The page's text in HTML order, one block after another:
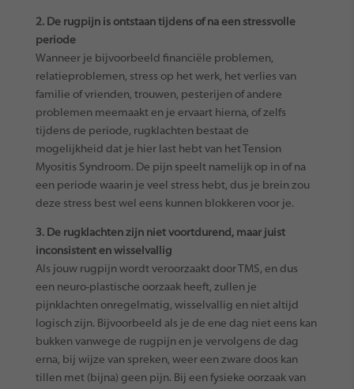
2. De rugpijn is ontstaan tijdens of na een stressvolle
periode
Wanneer je bijvoorbeeld financiële problemen,
relatieproblemen, stress op het werk, het verlies van
familie of vrienden, trouwen, pesterijen of andere
problemen meemaakt en je ervaart hierna, of zelfs
tijdens de periode, rugklachten bestaat de
mogelijkheid dat je hier last hebt van het Tension
Myositis Syndroom. De pijn speelt namelijk op in of na
een periode waarin je veel stress hebt, dus je brein zou
deze stress best wel eens kunnen blokkeren voor je.
3. De rugklachten zijn niet voortdurend, maar juist
inconsistent en wisselvallig
Als jouw rugpijn wordt veroorzaakt door TMS, en dus
een neuro-plastische oorzaak heeft, zullen je
pijnklachten onregelmatig, wisselvallig en niet altijd
logisch zijn. Bijvoorbeeld als je de ene dag niet eens kan
bukken vanwege de rugpijn en je vervolgens de dag
erna, bij wijze van spreken, weer een zware doos kan
tillen met (bijna) geen pijn. Bij een fysieke oorzaak van